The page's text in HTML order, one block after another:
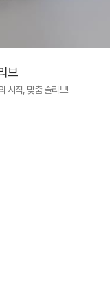
브
시작, 맞춤 슬리브!